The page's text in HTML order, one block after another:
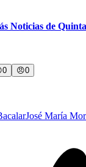
Noticias de
0 😠0
José María